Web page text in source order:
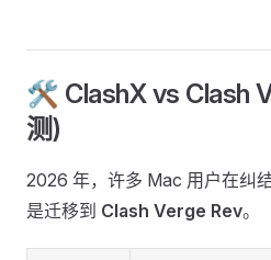
🛠 ClashX vs Clash
测)
2026 年，许多 Mac 用户在纠
是迁移到 Clash Verge Rev。